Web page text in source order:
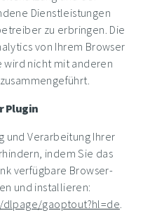
Dienstleistungen
zu erbringen. Die
von Ihrem Browser
wird nicht mit anderen
Plugin
und Verarbeitung Ihrer
indem Sie das
verfügbare Browser-
und installieren:
gaoptout?hl=de.